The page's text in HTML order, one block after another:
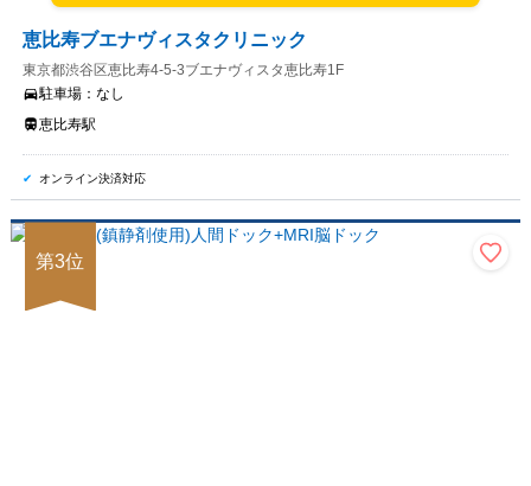
恵比寿ブエナヴィスタクリニック
東京都渋谷区恵比寿4-5-3ブエナヴィスタ恵比寿1F
駐車場： なし
恵比寿駅
オンライン決済対応
第3位